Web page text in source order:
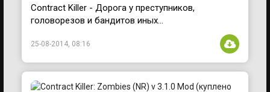
Contract Killer - Дорога у преступников,
головорезов и бандитов иных...
25-08-2014, 08:16